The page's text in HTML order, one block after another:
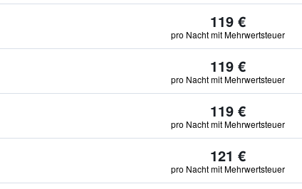
119 €
pro Nacht mit Mehrwertsteuer
119 €
pro Nacht mit Mehrwertsteuer
119 €
pro Nacht mit Mehrwertsteuer
121 €
pro Nacht mit Mehrwertsteuer